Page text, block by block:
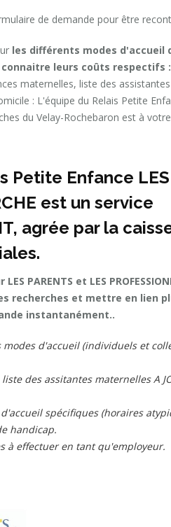
de demande pour être
les différents modes d'accueil
leurs coûts respectifs :
maternelles, liste des assistantes
: L'équipe du Relais Petite
du Velay-Rochebaron est à
Petite Enfance
est un service
agrée par la
PARENTS et LES
recherches et mettre en lien
instantanément..
d'accueil (individuels et
des assitantes maternelles A
spécifiques (horaires
handicap.
à effectuer en tant qu'employeur.